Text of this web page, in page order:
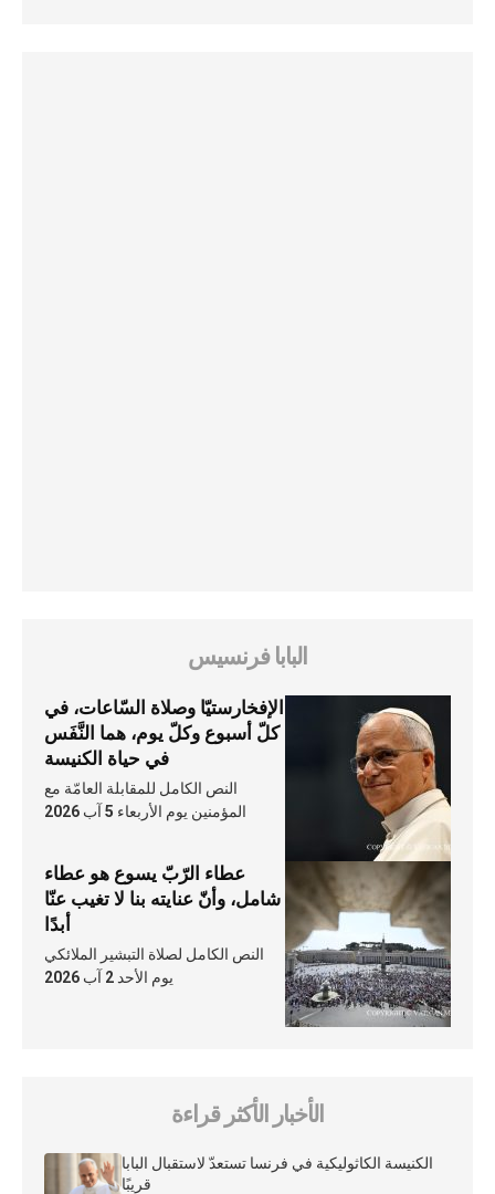
البابا فرنسيس
الإفخارستيّا وصلاة السّاعات، في
كلّ أسبوع وكلّ يوم، هما النَّفَس
في حياة الكنيسة
النص الكامل للمقابلة العامّة مع
المؤمنين يوم الأربعاء 5 آب 2026
عطاء الرّبّ يسوع هو عطاء
شامل، وأنّ عنايته بنا لا تغيب عنّا
أبدًا
النص الكامل لصلاة التبشير الملائكي
يوم الأحد 2 آب 2026
الأخبار الأكثر قراءة
الكنيسة الكاثوليكية في فرنسا تستعدّ لاستقبال البابا
قريبًا